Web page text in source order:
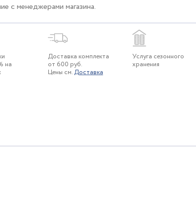
с менеджерами магазина.
на
Доставка комплекта
от 600 руб.
Цены см.Доставка
Услуга сезонного
хранения